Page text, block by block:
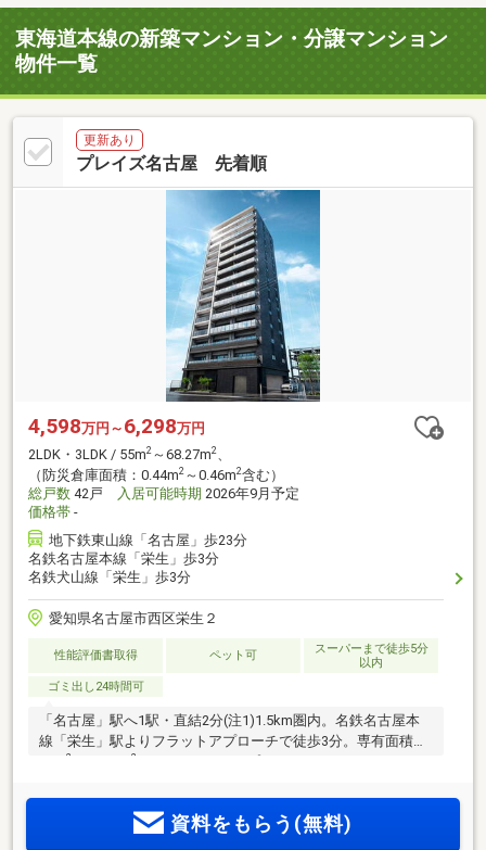
東海道本線の新築マンション・分譲マンション
物件一覧
更新あり
プレイズ名古屋 先着順
4,598万円～ 6,298万円
2LDK・3LDK / 55m2 ～68.27m2、
（防災倉庫面積：0.44m2 ～0.46m2含む）
総戸数 42戸 入居可能時期 2026年9月予定
価格帯 -
地下鉄東山線「名古屋」歩23分
名鉄名古屋本線「栄生」歩3分
名鉄犬山線「栄生」歩3分
愛知県名古屋市西区栄生２
性能評価書取得 ペット可
スーパーまで徒歩5分
以内
ゴミ出し24時間可
「名古屋」駅へ1駅・直結2分(注1)1.5km圏内。名鉄名古屋本
線「栄生」駅よりフラットアプローチで徒歩3分。専有面積／
2 2
、2LDK～3LDKのプランバリエーション。
率66％(注2)。イオンモール Nagoya Noritake Garden（注3）
資料をもらう(無料)